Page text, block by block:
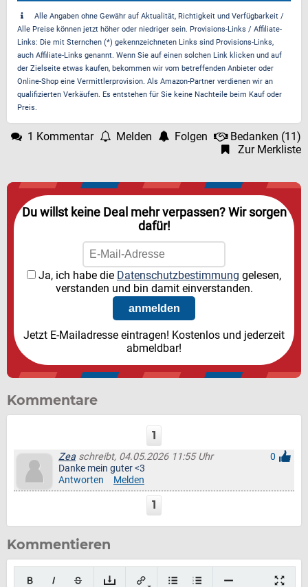
Alle Angaben ohne Gewähr auf Aktualität, Richtigkeit und Verfügbarkeit /
Alle Preise können jetzt höher oder niedriger sein. Provisions-Links / Affiliate-
Links: Die mit Sternchen (*) gekennzeichneten Links sind Provisions-Links,
auch Affiliate-Links genannt. Wenn Sie auf einen solchen Link klicken und auf
der Zielseite etwas kaufen, bekommen wir vom betreffenden Anbieter oder
Online-Shop eine Vermittlerprovision. Als Amazon-Partner verdienen wir an
qualifizierten Verkäufen. Es entstehen für Sie keine Nachteile beim Kauf oder
Preis.
1 Kommentar Melden Folgen Bedanken (11)
Zur Merkliste
Du willst keine Deal mehr verpassen? Wir sorgen
dafür!
Ja, ich habe die Datenschutzbestimmung gelesen,
verstanden und bin damit einverstanden.
Jetzt E-Mailadresse eintragen! Kostenlos und jederzeit
abmeldbar!
Kommentare
1
Zea schreibt, 04.05.2026 11:55 Uhr
0
Danke mein guter <3
Antworten
Melden
1
Kommentieren